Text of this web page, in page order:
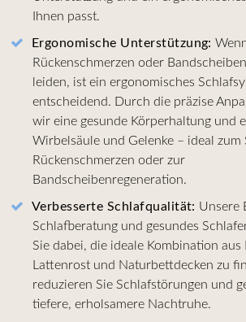
Ihnen passt.
Ergonomische Unterstützung:
Rückenschmerzen oder
leiden, ist ein ergonomisches
entscheidend. Durch die präzise
wir eine gesunde Körperhaltung und
Wirbelsäule und Gelenke – ideal zum
Rückenschmerzen oder zur
Bandscheibenregeneration.
Verbesserte Schlafqualität: Unsere
Schlafberatung und gesundes
Sie dabei, die ideale Kombination aus
Lattenrost und Naturbettdecken zu
reduzieren Sie Schlafstörungen und
tiefere, erholsamere Nachtruhe.